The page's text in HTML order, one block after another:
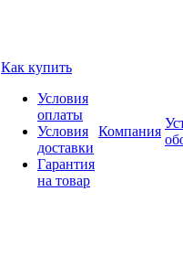
Как купить
Условия
оплаты
Условия
доставки
Гарантия
на товар
Компания